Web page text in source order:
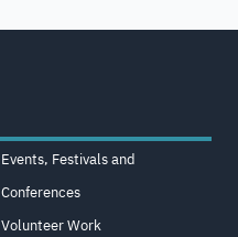
Events, Festivals and
Conferences
Volunteer Work